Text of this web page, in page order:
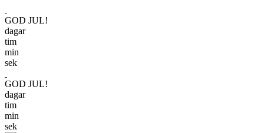
GOD JUL!
dagar
tim
min
sek
GOD JUL!
dagar
tim
min
sek